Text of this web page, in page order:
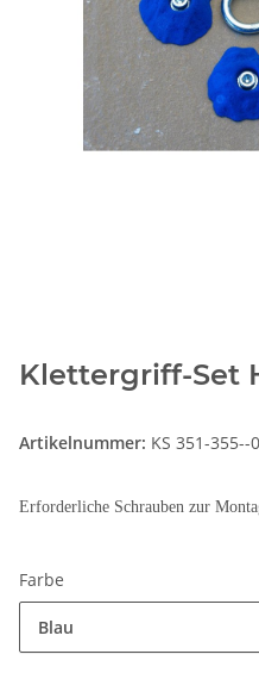
Klettergriff-Set
Artikelnummer: KS 351-355--
Erforderliche Schrauben zur
Farbe
Blau